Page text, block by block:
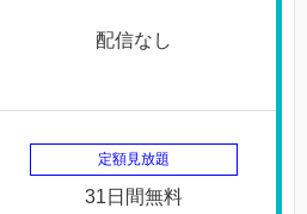
配信なし
定額見放題
31日間無料